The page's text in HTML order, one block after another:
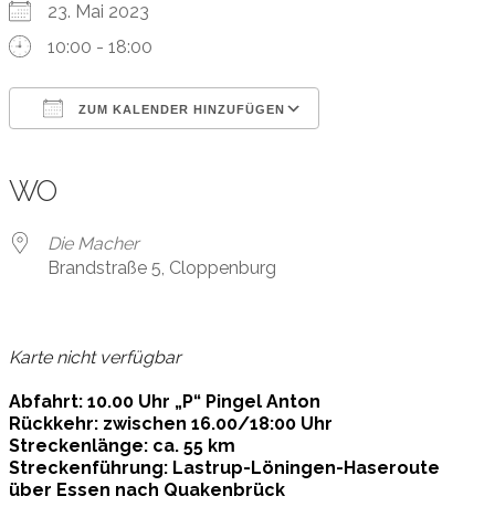
23. Mai 2023
10:00 - 18:00
ZUM KALENDER HINZUFÜGEN
WO
Die Macher
Brandstraße 5, Cloppenburg
Karte nicht verfügbar
Abfahrt: 10.00 Uhr „P“ Pingel Anton
Rückkehr: zwischen 16.00/18:00 Uhr
Streckenlänge: ca. 55 km
Streckenführung: Lastrup-Löningen-Haseroute
über Essen nach Quakenbrück